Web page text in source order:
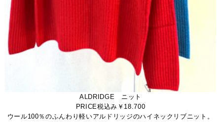
ALDRIDGE ニット
PRICE税込み￥18.700
ウール100％のふんわり軽いアルドリッジのハイネックリブニット。